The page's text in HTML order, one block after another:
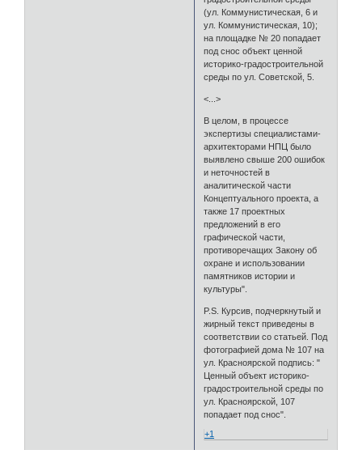
(ул. Коммунистическая, 6 и
ул. Коммунистическая, 10);
на площадке № 20 попадает
под снос объект ценной
историко-градостроительной
среды по ул. Советской, 5.
<...>
В целом, в процессе
экспертизы специалистами-
архитекторами НПЦ было
выявлено свыше 200 ошибок
и неточностей в
аналитической части
Концептуального проекта, а
также 17 проектных
предложений в его
графической части,
противоречащих Закону об
охране и использовании
памятников истории и
культуры".
P.S. Курсив, подчеркнутый и
жирный текст приведены в
соответствии со статьей. Под
фотографией дома № 107 на
ул. Красноярской подпись: "
Ценный объект историко-
градостроительной среды по
ул. Красноярской, 107
попадает под снос".
+1